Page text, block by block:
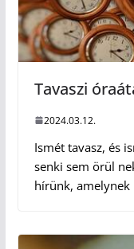
Tavaszi
2024.03.12.
Ismét tavasz, és
senki sem örül
hírünk, amelynek